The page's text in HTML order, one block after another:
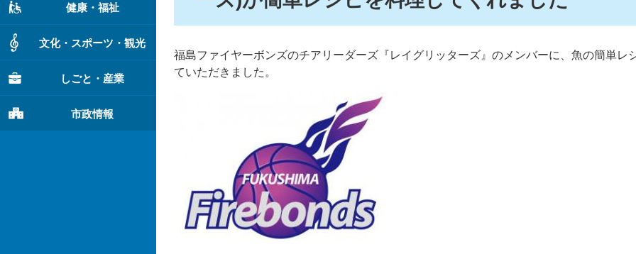
健康・福祉
文化・スポーツ・観光
しごと・産業
市政情報
福島ファイヤーボンズのチアリーダーズ『レイグリッターズ』のメンバーに、魚の簡単レ
ていただきました。